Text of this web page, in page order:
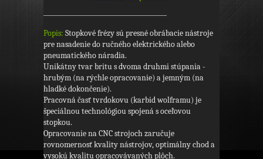
Popis: Stopkové frézy sú presné obrábacie nástroje
pre nasadenie do ručného elektrického alebo
pneumatického náradia.
Unikátny tvar britu s dvoma druhmi stúpania -
hrubým (na rýchle opracovanie) a jemným (na
hladké dokončenie).
Pracovná časť tvrdokovu (karbid wolframu) je
špeciálnou technológiou spojená s oceľovou
stopkou.
Opracovanie na CNC strojoch zaručuje
rovnomernosť kvality nástrojov, optimálny chod a
vysokú kvalitu opracovávaných plôch.